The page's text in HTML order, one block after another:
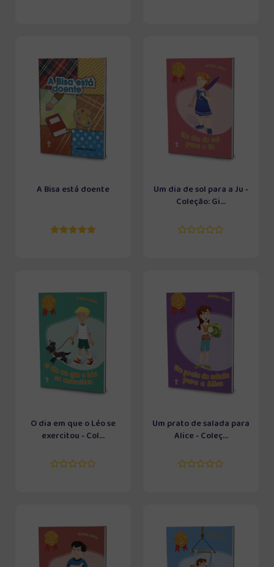
A Bisa está doente
Um dia de sol para a Ju -
Coleção: Gi...
O dia em que o Léo se
exercitou - Col...
Um prato de salada para
Alice - Coleç...